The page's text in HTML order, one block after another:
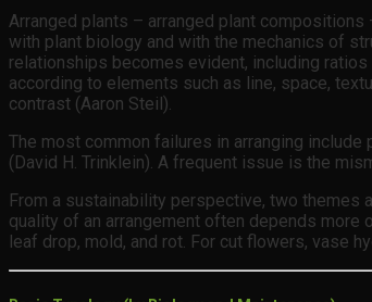
Arranged plants – arranged plant
with plant biology and with the mechanics of
relationships becomes evident, including
according to elements such as line, space,
contrast (Aaron Steil).
The most common failures in arranging
(David H. Trinklein). A frequent issue is the
From a sustainability perspective, two themes
quality of an arrangement often depends more
leaf drop, mold, and rot. For cut flowers, vase